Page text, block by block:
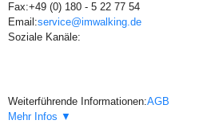
Fax:+49 (0) 180 - 5 22 77 54
Email:service@imwalking.de
Soziale Kanäle:
Weiterführende Informationen:AGB
Mehr Infos ▼